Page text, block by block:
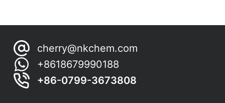
cherry@nkchem.com
+8618679990188
+86-0799-3673808